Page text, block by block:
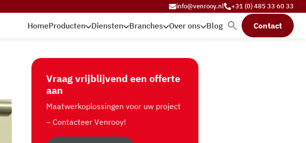
info@venrooy.nl +31 (0) 485 33 60 33
HomeProducten Diensten Branches Over ons Blog Contact
Vraag vrijblijvend een offerte
aan
Maatwerkoplossingen voor uw project
– Contacteer Venrooy!